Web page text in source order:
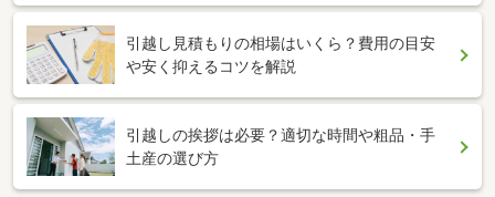
引越し見積もりの相場はいくら？費用の目安
や安く抑えるコツを解説
引越しの挨拶は必要？適切な時間や粗品・手
土産の選び方